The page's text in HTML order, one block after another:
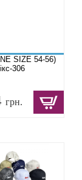
SIZE 54-56)
306
грн.